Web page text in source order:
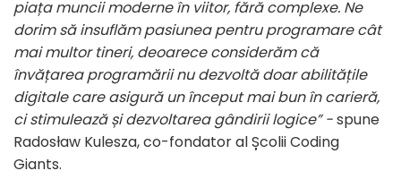
piața muncii moderne în viitor, fără complexe. Ne
dorim să insuflăm pasiunea pentru programare cât
mai multor tineri, deoarece considerăm că
învățarea programării nu dezvoltă doar abilitățile
digitale care asigură un început mai bun în carieră,
ci stimulează și dezvoltarea gândirii logice” -spune
Radosław Kulesza, co-fondator al Școlii Coding
Giants.